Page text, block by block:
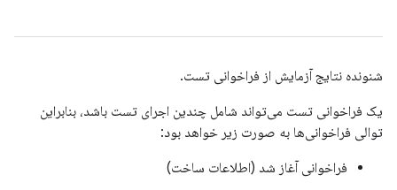
شنونده نتایج آزمایش از فراخوانی تست.
یک فراخوانی تست می‌تواند شامل چندین اجرای تست باشد، بنابراین
توالی فراخوانی‌ها به صورت زیر خواهد بود:
فراخوانی آغاز شد (اطلاعات ساخت)